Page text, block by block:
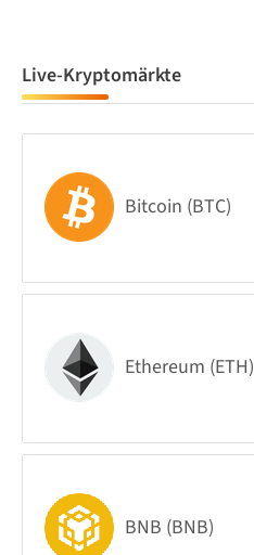
Live-Kryptomärkte
Bitcoin (BTC)
Ethereum (ETH)
BNB (BNB)